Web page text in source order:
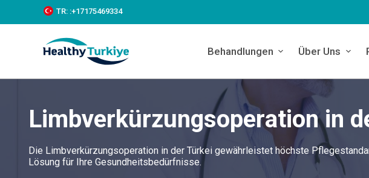
k
c
TR: :+‪17175469334‬
Behandlungen Über Uns
Limbverkürzungsoperation in
Die Limbverkürzungsoperation in der Türkei gewährleistet höchste
Lösung für Ihre Gesundheitsbedürfnisse.